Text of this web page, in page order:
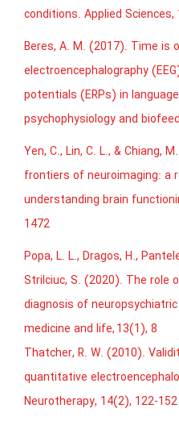
conditions. Applied Sciences,
Beres, A. M. (2017). Time is
electroencephalography
potentials (ERPs) in
psychophysiology and
Yen, C., Lin, C. L., & Chiang,
frontiers of neuroimaging: a
understanding brain
1472
Popa, L. L., Dragos, H.,
Strilciuc, S. (2020). The role
diagnosis of
medicine and life,13(1), 8
Thatcher, R. W. (2010).
quantitative
Neurotherapy, 14(2), 122-152